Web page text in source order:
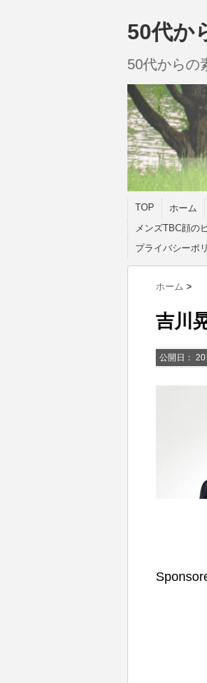
50代か
50代からの
TOP ホーム
メンズTBC顔の
プライバシーポ
ホーム >
吉川
公開日：